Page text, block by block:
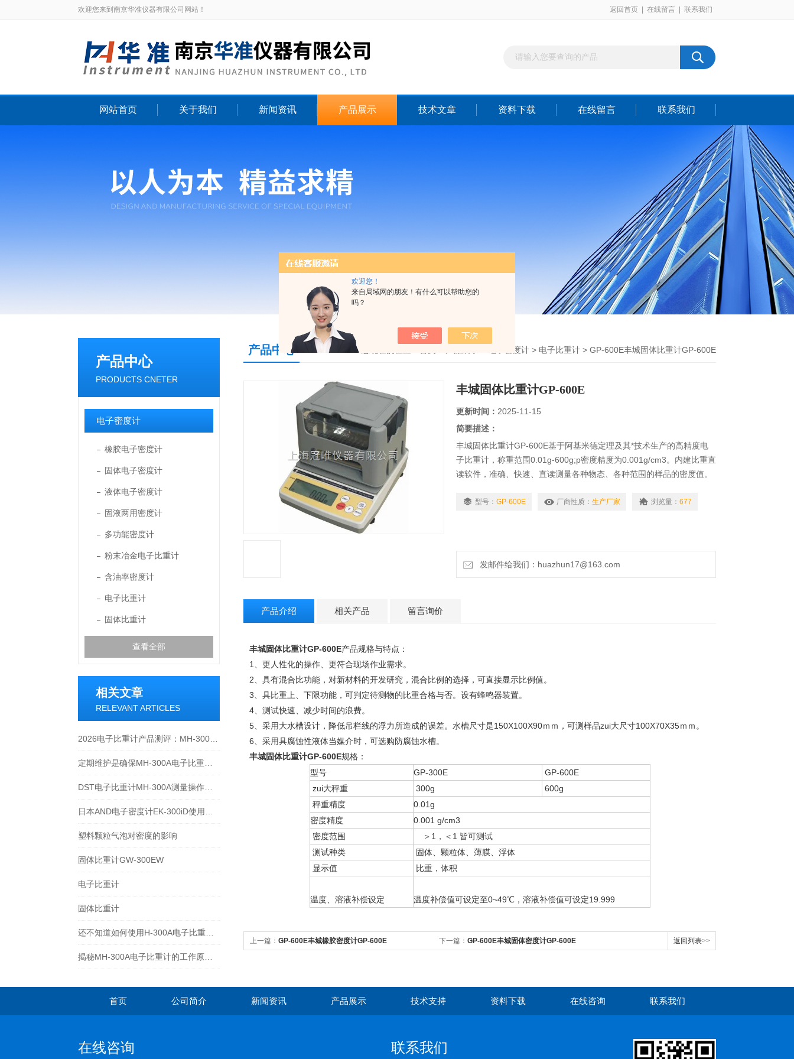
欢迎您！
来自局域网的朋友！有什么可以帮助您的
吗？
欢迎您来到南京华准仪器有限公司网站！ 返回首页 在线留言 联系我们
网站首页 关于我们 新闻资讯 产品展示 技术文章 资料下载 在线留言 联系我们
产品中心
PRODUCTS CNETER
电子密度计
橡胶电子密度计
固体电子密度计
液体电子密度计
固液两用密度计
多功能密度计
粉末冶金电子比重计
含油率密度计
电子比重计
固体比重计
查看全部
相关文章
RELEVANT ARTICLES
塑料颗粒气泡对密度的影响
固体比重计GW-300EW
电子比重计
固体比重计
产品中心 电子密度计 > 电子比重计 > GP-600E丰城固体比重计GP-600E
丰城固体比重计GP-600E
更新时间： 2025-11-15
简要描述：
丰城固体比重计GP-600E基于阿基米德定理及其*技术生产的高精度电
子比重计，称重范围0.01g-600g;p密度精度为0.001g/cm3。内建比重直
读软件，准确、快速、直读测量各种物态、各种范围的样品的密度值。
合金、复合材料...等
型号： GP-600E 厂商性质： 生产厂家 浏览量： 677
发邮件给我们：huazhun17@163.com
产品介绍 相关产品 留言询价
丰城固体比重计GP-600E产品规格与特点：
1、更人性化的操作、更符合现场作业需求。
2、具有混合比功能，对新材料的开发研究，混合比例的选择，可直接显示比例值。
3、具比重上、下限功能，可判定待测物的比重合格与否。设有蜂鸣器装置。
4、测试快速、减少时间的浪费。
5、采用大水槽设计，降低吊栏线的浮力所造成的误差。水槽尺寸是150X100X90ｍｍ，可测样品zui大尺寸100X70X35ｍｍ。
6、采用具腐蚀性液体当媒介时，可选购防腐蚀水槽。
丰城固体比重计GP-600E规格：
型号
GP-300E
GP-600E
zui大秤重
300g
600g
秤重精度
0.01g
密度精度
0.001 g/cm3
密度范围
＞1，＜1 皆可测试
测试种类
固体、颗粒体、薄膜、浮体
显示值
比重，体积
温度、溶液补偿设定 温度补偿值可设定至0~49℃，溶液补偿值可设定19.999
上一篇： GP-600E丰城橡胶密度计GP-600E 下一篇： GP-600E丰城固体密度计GP-600E 返回列表>>
首页 公司简介 新闻资讯 产品展示 技术支持 资料下载 在线咨询 联系我们
在线咨询 联系我们